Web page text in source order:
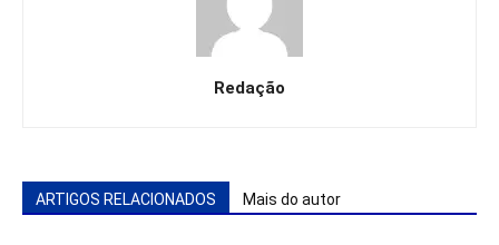
Redação
ARTIGOS RELACIONADOS Mais do autor